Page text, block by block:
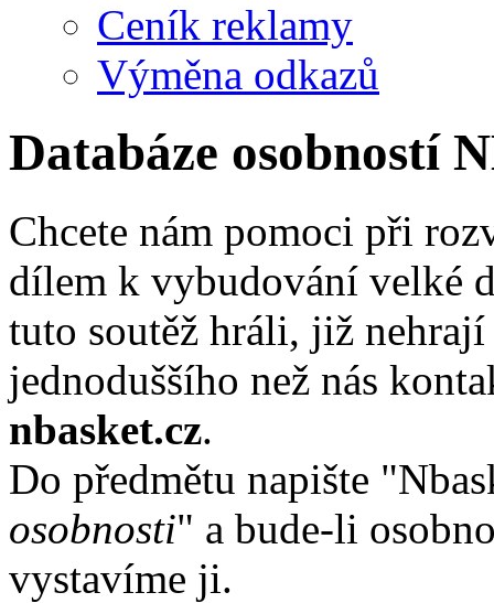
Ceník reklamy
Výměna odkazů
Databáze osobností
Chcete nám pomoci při
dílem k vybudování velké
tuto soutěž hráli, již
jednoduššího než nás
nbasket.cz.
Do předmětu napište
osobnosti" a bude-li
vystavíme ji.